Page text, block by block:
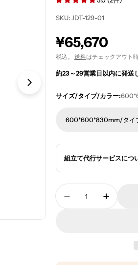
SKU: JDT-129-01
通
常
価
格
¥65,670
税込。 送料はチェックアウト
約23～29営業日以内に発送
サイズ/タイプ/カラー:
600*600*830mm/タイ
組立て代行サービスにつ
数
量
店舗レジカウ
店舗レ